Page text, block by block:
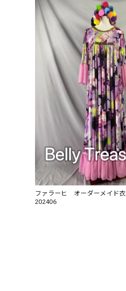
ファラーヒ オーダーメイド
202406